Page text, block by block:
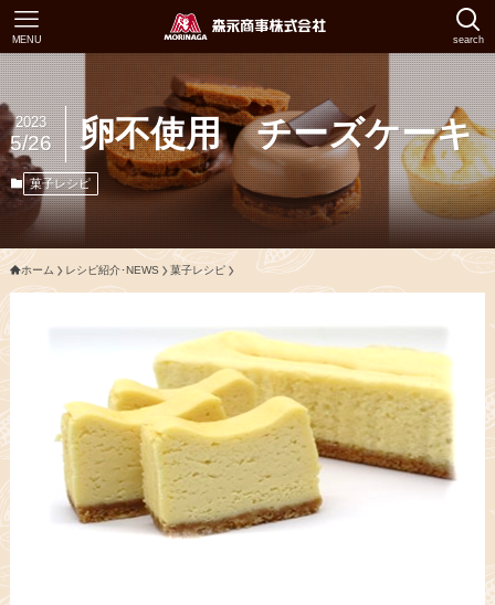
search
MENU
卵不使用 チーズケーキ
2023
5/26
菓子レシピ
ホーム レシピ紹介･NEWS 菓子レシピ